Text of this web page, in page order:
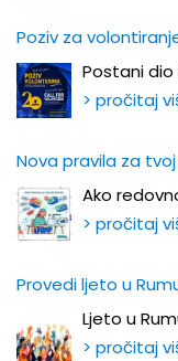
Poziv za
Postani dio
> pročitaj
Nova pravila za
Ako
> pročitaj
Provedi ljeto u
Ljeto u
> pročitaj